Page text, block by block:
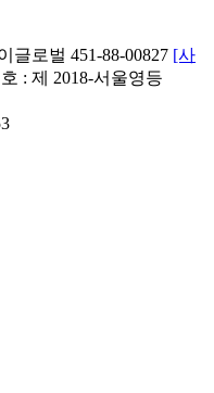
글로벌 451-88-00827 [사
: 제 2018-서울영등